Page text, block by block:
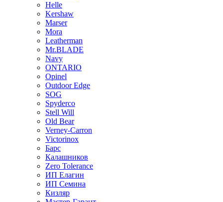
Helle
Kershaw
Marser
Mora
Leatherman
Mr.BLADE
Navy
ONTARIO
Opinel
Outdoor Edge
SOG
Spyderco
Stell Will
Old Bear
Verney-Carron
Victorinox
Барс
Калашников
Zero Tolerance
ИП Елагин
ИП Семина
Кизляр